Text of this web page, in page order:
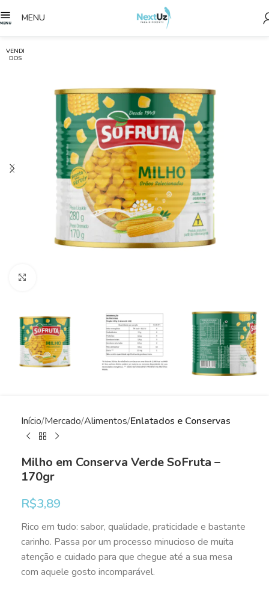
MENU
VENDI
DOS
Início Mercado Alimentos Enlatados e Conservas
Milho em Conserva Verde SoFruta –
170gr
R$3,89
Rico em tudo: sabor, qualidade, praticidade e bastante
carinho. Passa por um processo minucioso de muita
atenção e cuidado para que chegue até a sua mesa
com aquele gosto incomparável.